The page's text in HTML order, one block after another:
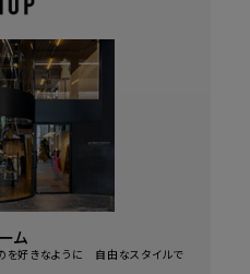
ム
を好きなように 自由なスタイルで